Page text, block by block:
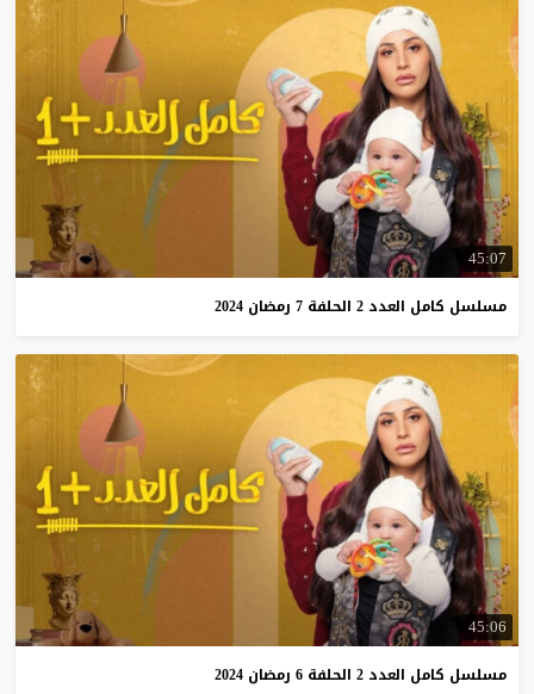
45:07
مسلسل كامل العدد 2 الحلفة 7 رمضان 2024
45:06
مسلسل كامل العدد 2 الحلفة 6 رمضان 2024